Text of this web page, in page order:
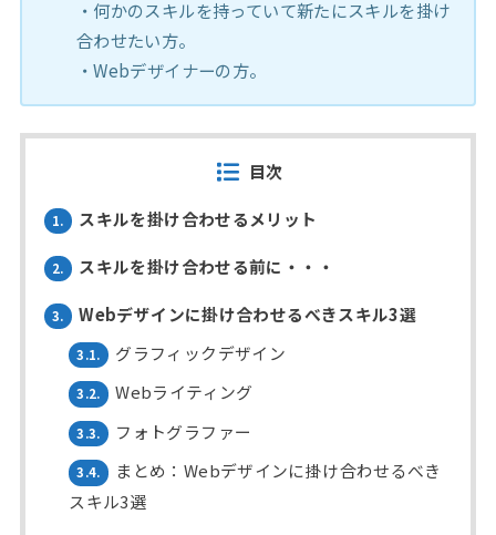
・何かのスキルを持っていて新たにスキルを掛け
合わせたい方。
・Webデザイナーの方。
目次
1. スキルを掛け合わせるメリット
2. スキルを掛け合わせる前に・・・
3. Webデザインに掛け合わせるべきスキル3選
3.1. グラフィックデザイン
3.2. Webライティング
3.3. フォトグラファー
3.4.
まとめ：Webデザインに掛け合わせるべき
スキル3選